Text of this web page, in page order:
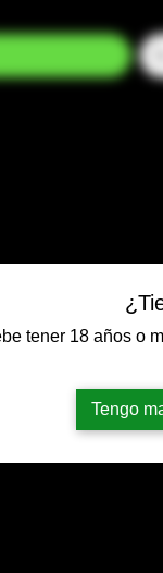
tener 18 años o
Tengo
Build a